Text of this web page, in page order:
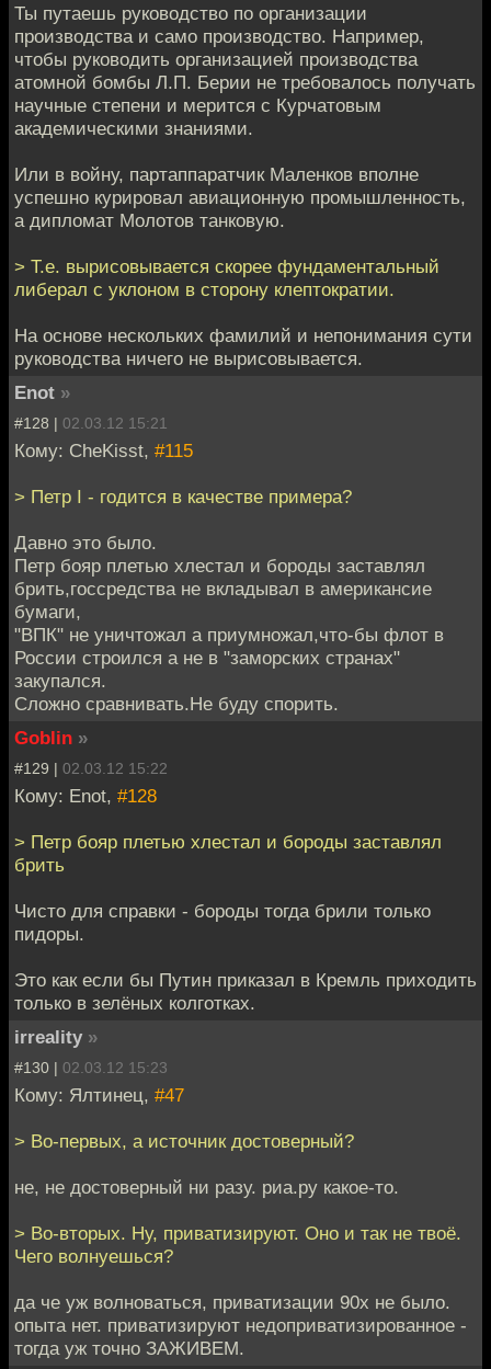
Ты путаешь руководство по организации
производства и само производство. Например,
чтобы руководить организацией производства
атомной бомбы Л.П. Берии не требовалось получать
научные степени и мерится с Курчатовым
академическими знаниями.
Или в войну, партаппаратчик Маленков вполне
успешно курировал авиационную промышленность,
а дипломат Молотов танковую.
> Т.е. вырисовывается скорее фундаментальный
либерал с уклоном в сторону клептократии.
На основе нескольких фамилий и непонимания сути
руководства ничего не вырисовывается.
Enot »
#128 | 02.03.12 15:21
Кому: CheKisst, #115
> Петр I - годится в качестве примера?
Давно это было.
Петр бояр плетью хлестал и бороды заставлял
брить,госсредства не вкладывал в американсие
бумаги,
"ВПК" не уничтожал а приумножал,что-бы флот в
России строился а не в "заморских странах"
закупался.
Сложно сравнивать.Не буду спорить.
Goblin »
#129 | 02.03.12 15:22
Кому: Enot, #128
> Петр бояр плетью хлестал и бороды заставлял
брить
Чисто для справки - бороды тогда брили только
пидоры.
Это как если бы Путин приказал в Кремль приходить
только в зелёных колготках.
irreality »
#130 | 02.03.12 15:23
Кому: Ялтинец, #47
> Во-первых, а источник достоверный?
не, не достоверный ни разу. риа.ру какое-то.
> Во-вторых. Ну, приватизируют. Оно и так не твоё.
Чего волнуешься?
да че уж волноваться, приватизации 90х не было.
опыта нет. приватизируют недоприватизированное -
тогда уж точно ЗАЖИВЕМ.